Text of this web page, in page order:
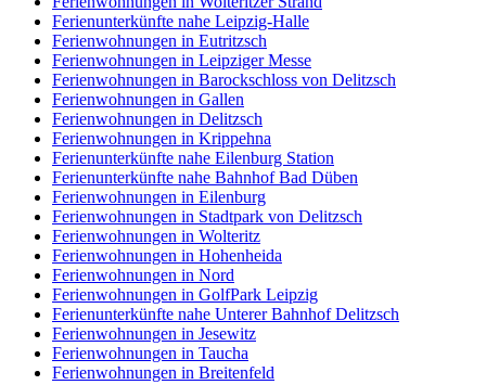
Ferienunterkünfte nahe Leipzig-Halle
Ferienwohnungen in Eutritzsch
Ferienwohnungen in Leipziger Messe
Ferienwohnungen in Barockschloss von Delitzsch
Ferienwohnungen in Gallen
Ferienwohnungen in Delitzsch
Ferienwohnungen in Krippehna
Ferienunterkünfte nahe Eilenburg Station
Ferienunterkünfte nahe Bahnhof Bad Düben
Ferienwohnungen in Eilenburg
Ferienwohnungen in Stadtpark von Delitzsch
Ferienwohnungen in Wolteritz
Ferienwohnungen in Hohenheida
Ferienwohnungen in Nord
Ferienwohnungen in GolfPark Leipzig
Ferienunterkünfte nahe Unterer Bahnhof Delitzsch
Ferienwohnungen in Jesewitz
Ferienwohnungen in Taucha
Ferienwohnungen in Breitenfeld